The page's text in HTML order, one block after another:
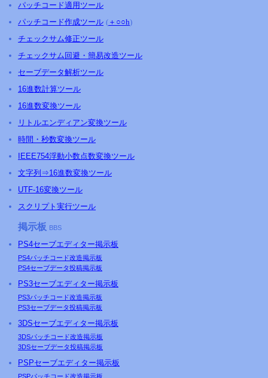
パッチコード適用ツール
パッチコード作成ツール ( ＋○○h)
チェックサム修正ツール
チェックサム回避・簡易改造ツール
セーブデータ解析ツール
16進数計算ツール
16進数変換ツール
リトルエンディアン変換ツール
時間・秒数変換ツール
IEEE754浮動小数点数変換ツール
文字列⇒16進数変換ツール
UTF-16変換ツール
スクリプト実行ツール
掲示板 BBS
PS4セーブエディター掲示板
PS4パッチコード改造掲示板
PS4セーブデータ投稿掲示板
PS3セーブエディター掲示板
PS3パッチコード改造掲示板
PS3セーブデータ投稿掲示板
3DSセーブエディター掲示板
3DSパッチコード改造掲示板
3DSセーブデータ投稿掲示板
PSPセーブエディター掲示板
PSPパッチコード改造掲示板